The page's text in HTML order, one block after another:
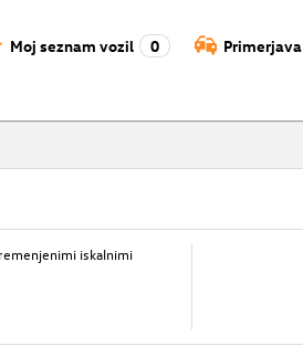
Moj seznam vozil 0 Primerjava
iskalnimi